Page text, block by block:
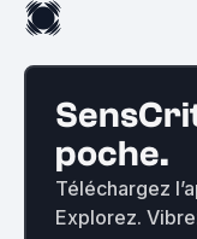
poche.
Téléchargez
Explorez.